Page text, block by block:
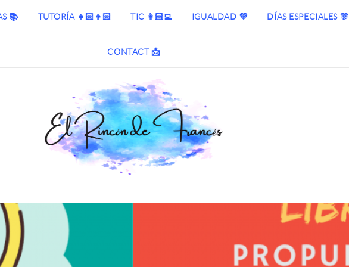
📚 TUTORÍA 👧🏻👦🏻 TIC 👩🏻‍💻 IGUALDAD 💜 DÍAS ESPECIALES 🎊
CONTACT 📩